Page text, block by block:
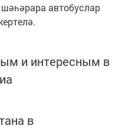
автобуслар
и интересным в
в